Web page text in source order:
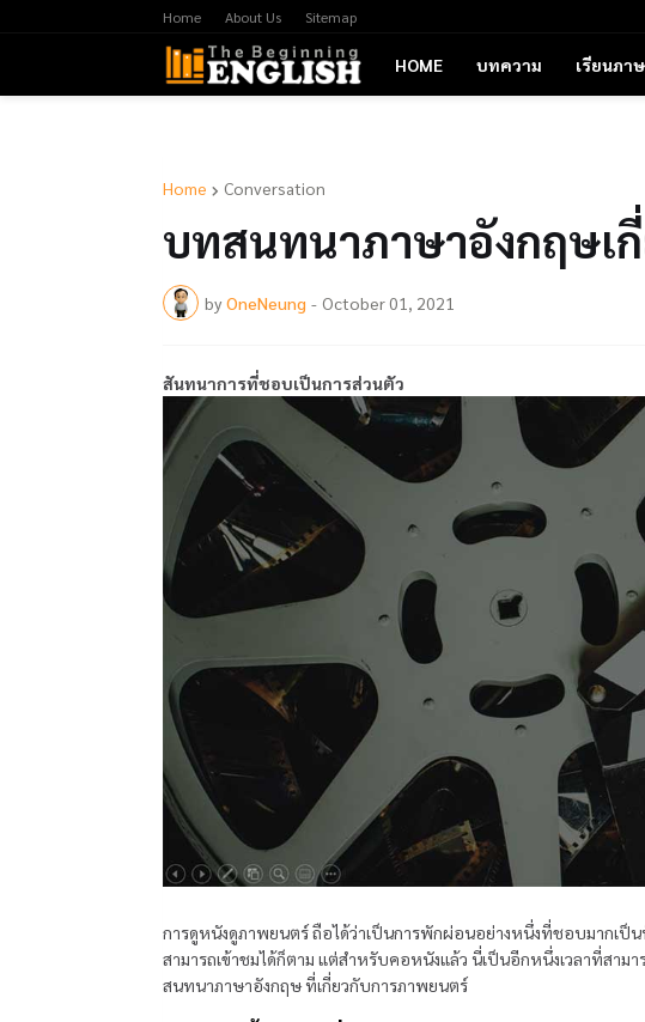
Home About Us Sitemap
HOME บทความ เรียนภา
Home Conversation
บทสนทนาภาษาอังกฤษเ
by OneNeung - October 01, 2021
สันทนาการที่ชอบเป็นการส่วนตัว
การดูหนังดูภาพยนตร์ ถือได้ว่าเป็นการพักผ่อนอย่างหนึ่งที่ชอบมากเป็น
สามารถเข้าชมได้ก็ตาม แต่สำหรับคอหนังแล้ว นี่เป็นอีกหนึ่งเวลาที่สา
สนทนาภาษาอังกฤษ ที่เกี่ยวกับการภาพยนตร์